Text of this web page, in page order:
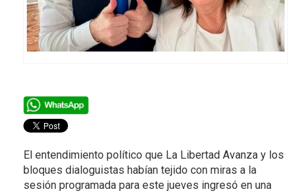
El entendimiento político que La Libertad Avanza y los
bloques dialoguistas habían tejido con miras a la
sesión programada para este jueves ingresó en una